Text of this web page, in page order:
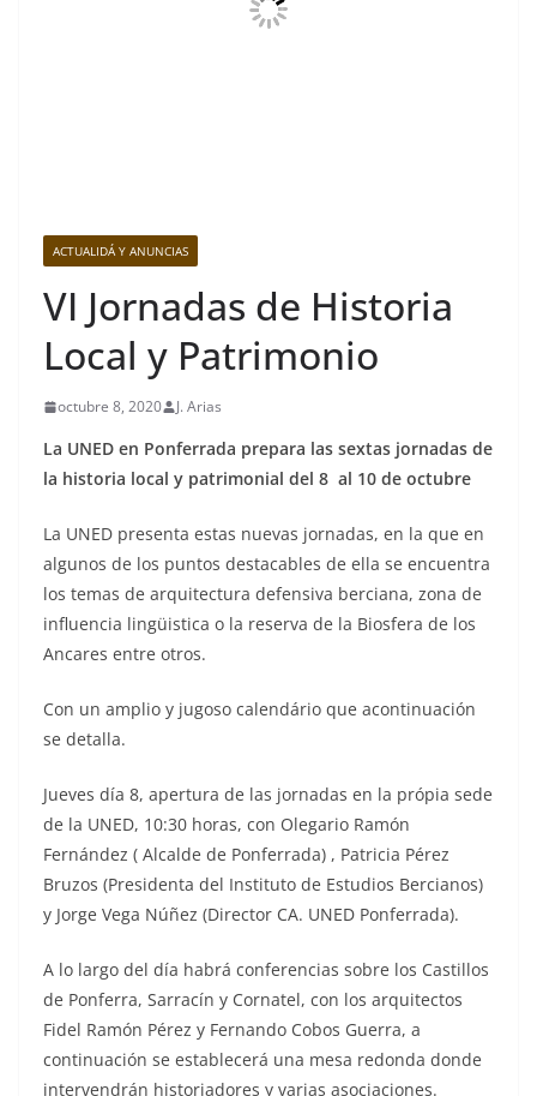
ACTUALIDÁ Y ANUNCIAS
VI Jornadas de Historia
Local y Patrimonio
octubre 8, 2020 J. Arias
La UNED en Ponferrada prepara las sextas jornadas de
la historia local y patrimonial del 8 al 10 de octubre
La UNED presenta estas nuevas jornadas, en la que en
algunos de los puntos destacables de ella se encuentra
los temas de arquitectura defensiva berciana, zona de
influencia lingüistica o la reserva de la Biosfera de los
Ancares entre otros.
Con un amplio y jugoso calendário que acontinuación
se detalla.
Jueves día 8, apertura de las jornadas en la própia sede
de la UNED, 10:30 horas, con Olegario Ramón
Fernández ( Alcalde de Ponferrada) , Patricia Pérez
Bruzos (Presidenta del Instituto de Estudios Bercianos)
y Jorge Vega Núñez (Director CA. UNED Ponferrada).
A lo largo del día habrá conferencias sobre los Castillos
de Ponferra, Sarracín y Cornatel, con los arquitectos
Fidel Ramón Pérez y Fernando Cobos Guerra, a
continuación se establecerá una mesa redonda donde
intervendrán historiadores y varias asociaciones.